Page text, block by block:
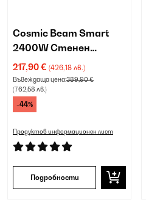
Cosmic Beam Smart
2400W Стенен
инфрачервен
нагревател черен
217,90 € (426,18 лв.)
Въвеждаща цена:389,90 €
(762,58 лв.)
-44%
Продуктов информационен лист
Подробности